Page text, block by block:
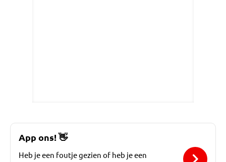
App ons!👋
Heb je een foutje gezien of heb je een